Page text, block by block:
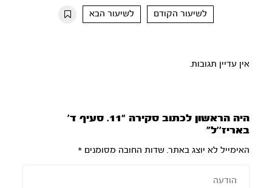
10s
10s
לשיעור הקודם
לשיעור הבא
אין עדיין תגובות.
היה הראשון לכתוב סקירה “11. סעיף ד’
באריז’’ל”
האימייל לא יוצג באתר. שדות החובה מסומנים*